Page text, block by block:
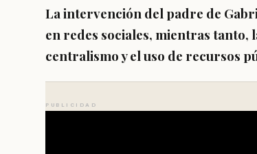
La intervención del padre de
en redes sociales, mientras tanto,
centralismo y el uso de recursos
PUBLICIDAD